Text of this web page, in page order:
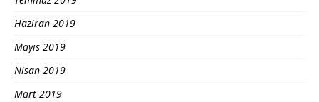
Haziran 2019
Mayıs 2019
Nisan 2019
Mart 2019